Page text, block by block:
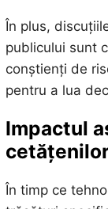
În plus,
publicului sunt
conștienți de
pentru a lua
Impactul
În timp ce